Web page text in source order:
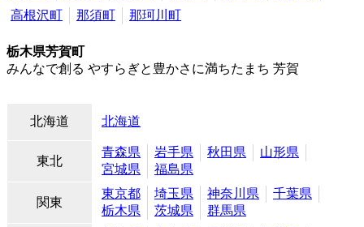
高根沢町
那須町 那珂川町
栃木県芳賀町
みんなで創る やすらぎと豊かさに満ちたまち 芳賀
北海道 北海道
東北
青森県 岩手県 秋田県
山形県
宮城県
福島県
関東
東京都 埼玉県 神奈川県
千葉県
栃木県
茨城県 群馬県